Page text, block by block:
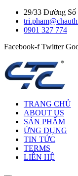
29/33 Đường
0901 327 774
Facebook-f Twitter
TRANG CHỦ
ABOUT US
SẢN PHẨM
ỨNG DỤNG
TIN TỨC
TERMS
LIÊN HỆ